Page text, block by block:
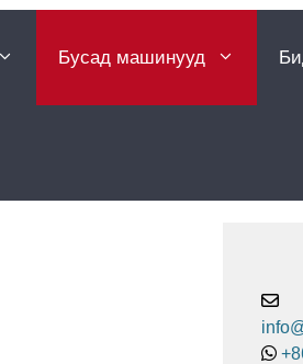
Бусад машинууд